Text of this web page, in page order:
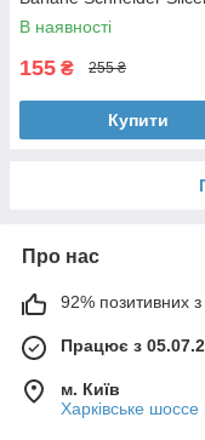
В наявності
155 ₴ 255 ₴
Купити
Про нас
92% позитивних з
Працює з
м. Київ
Харківське шоссе